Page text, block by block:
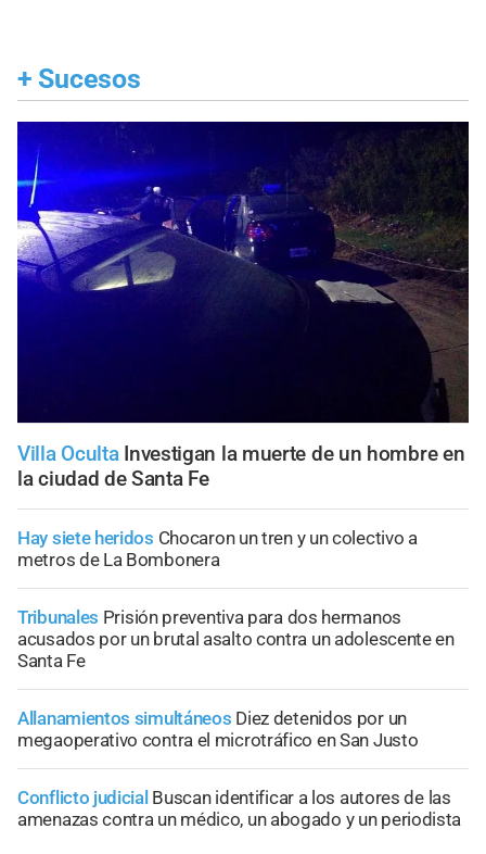
+ Sucesos
Villa Oculta Investigan la muerte de un hombre en
la ciudad de Santa Fe
Hay siete heridos Chocaron un tren y un colectivo a
metros de La Bombonera
Tribunales Prisión preventiva para dos hermanos
acusados por un brutal asalto contra un adolescente en
Santa Fe
Allanamientos simultáneos Diez detenidos por un
megaoperativo contra el microtráfico en San Justo
Conflicto judicial Buscan identificar a los autores de las
amenazas contra un médico, un abogado y un periodista